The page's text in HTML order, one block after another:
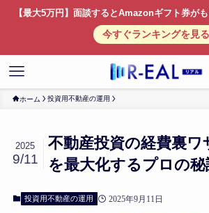
【最大5万円】面談するとAmazonギフト券が
今すぐランキングを見る
ホーム 投資用不動産の運用
不動産投資の経費裏ワ
を最大化するプロの秘
2025
9/11
投資用不動産の運用 2025年9月11日